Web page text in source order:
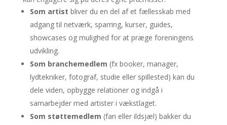
Som artist bliver du en del af et fællesskab med
adgang til netværk, sparring, kurser, guides,
showcases og mulighed for at præge foreningens
udvikling.
Som branchemedlem (fx booker, manager,
lydtekniker, fotograf, studie eller spillested) kan du
dele viden, opbygge relationer og indgå i
samarbejder med artister i vækstlaget.
Som støttemedlem (fan eller ildsjæl) bakker du